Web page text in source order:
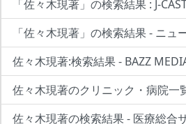
「佐々木現著」の検索結果 : J-
「佐々木現著」の検索結果 - ニュ
佐々木現著:検索結果 - BAZZ
佐々木現著のクリニック・病院一
佐々木現著の検索結果 - 医療総合